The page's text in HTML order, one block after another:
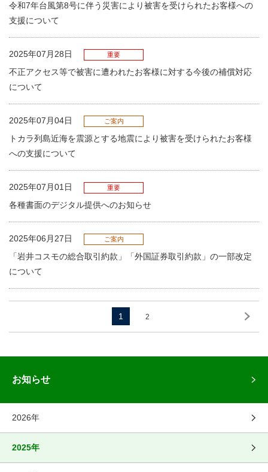
令和7年台風第8号に伴う災害により被害を受けられたお客様への
支援について
2025年07月28日 重要
不正アクセス等で被害に遭われたお客様に対する今後の補償対応
について
2025年07月04日 ご案内
トカラ列島近海を震源とする地震により被害を受けられたお客様
への支援について
2025年07月01日 重要
各種書面のデジタル提供へのお知らせ
2025年06月27日 ご案内
「岩井コスモの総合取引約款」「外国証券取引約款」の一部改定
について
1 2
お知らせ
2026年
2025年